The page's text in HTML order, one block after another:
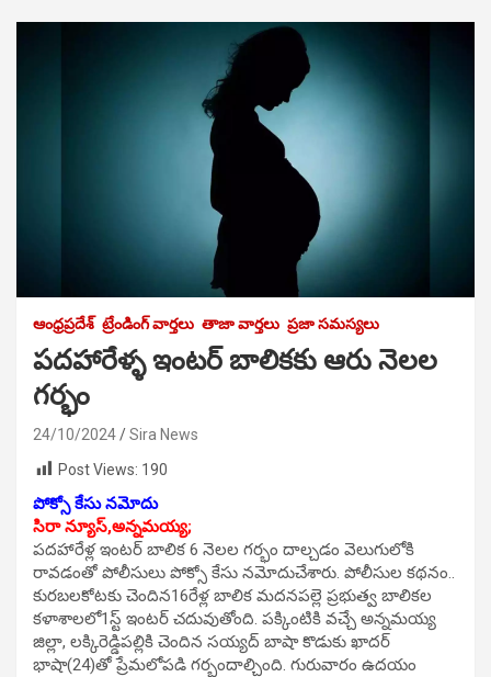
ఆంధ్రప్రదేశ్ ట్రేండింగ్ వార్తలు తాజా వార్తలు ప్రజా సమస్యలు
పదహారేళ్ళ ఇంటర్ బాలికకు ఆరు నెలల
గర్భం
24/10/2024
Sira News
Post Views: 190
పోక్సో కేసు నమోదు
సిరా న్యూస్,అన్నమయ్య;
పదహారేళ్ల ఇంటర్ బాలిక 6 నెలల గర్భం దాల్చడం వెలుగులోకి
రావడంతో పోలీసులు పోక్సో కేసు నమోదుచేశారు. పోలీసుల కథనం..
కురబలకోటకు చెందిన16రేళ్ల బాలిక మదనపల్లె ప్రభుత్వ బాలికల
కళాశాలలో1స్ట్ ఇంటర్ చదువుతోంది. పక్కింటికి వచ్చే అన్నమయ్య
జిల్లా, లక్కిరెడ్డిపల్లికి చెందిన సయ్యద్ బాషా కొడుకు ఖాదర్
భాషా(24)తో ప్రేమలోపడి గర్భందాల్చింది. గురువారం ఉదయం